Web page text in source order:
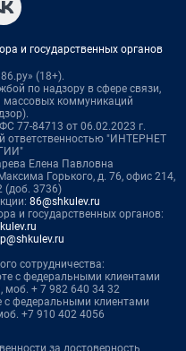
и государственных органов
(18+).
по надзору в сфере связи,
массовых коммуникаций
77-84713 от 06.02.2023 г.
ответственностью "ИНТЕРНЕТ
Елена Павловна
Горького, д. 76, офис 214,
(доб. 3736)
86@shkulev.ru
и государственных органов:
сотрудничества:
с федеральными клиентами
, моб. + 7 982 640 34 32
с федеральными клиентами
+7 910 402 4056